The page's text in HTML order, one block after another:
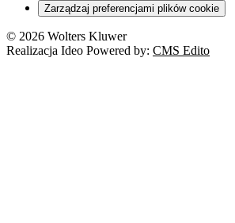
Zarządzaj preferencjami plików cookie
© 2026 Wolters Kluwer
Realizacja Ideo Powered by: CMS Edito